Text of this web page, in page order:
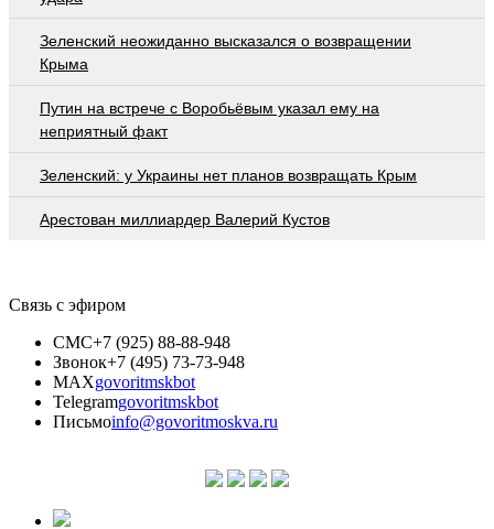
Зеленский неожиданно высказался о возвращении
Крыма
Путин на встрече с Воробьёвым указал ему на
неприятный факт
Зеленский: у Украины нет планов возвращать Крым
Арестован миллиардер Валерий Кустов
Связь с эфиром
СМС+7 (925) 88-88-948
Звонок+7 (495) 73-73-948
MAXgovoritmskbot
Telegramgovoritmskbot
Письмоinfo@govoritmoskva.ru